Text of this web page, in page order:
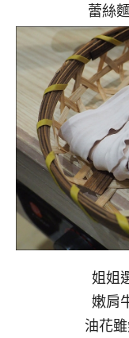
蕾絲
姐姐
嫩肩
油花